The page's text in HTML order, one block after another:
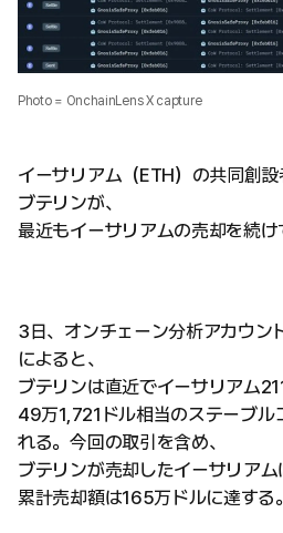
Photo = OnchainLens X capture
イーサリアム（ETH）の共同創設
ブテリンが、
最近もイーサリアムの売却を続け
3日、オンチェーン分析アカウン
によると、
ブテリンは直近でイーサリアム
49万1,721ドル相当のステーブル
れる。今回の取引を含め、
ブテリンが売却したイーサリア
累計売却額は165万ドルに達する。